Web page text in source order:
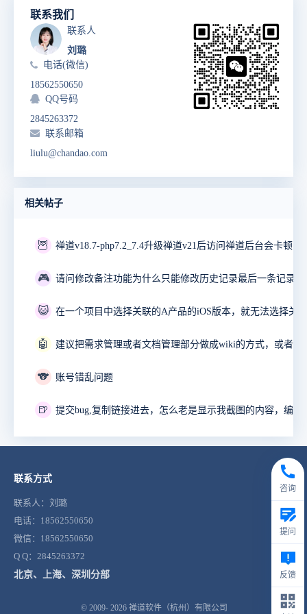
联系我们
联系人
刘璐
电话(微信)
18562550650
QQ号码
2845263372
联系邮箱
liulu@chandao.com
相关帖子
🦉 禅道v18.7-php7.2_7.4升级禅道v21后访问禅道后台会卡顿10
🎮
😺
🤖
🐨 账号错乱问题
🍺
联系方式
联系人：刘璐
电话：18562550650
微信：18562550650
Q Q：2845263372
北京、上海、深圳分部
© 2009- 2026 禅道软件（杭州）有限公司
咨询
提问
反馈